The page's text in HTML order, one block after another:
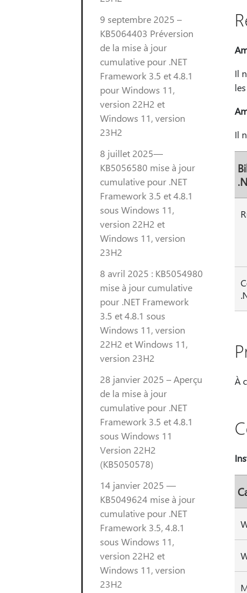
9 septembre 2025 –
KB5064403 Préversion
de la mise à jour
cumulative pour .NET
Framework 3.5 et 4.8.1
pour Windows 11,
version 22H2 et
Windows 11, version
23H2
8 juillet 2025—
KB5056580 mise à jour
cumulative pour .NET
Framework 3.5 et 4.8.1
sous Windows 11,
version 22H2 et
Windows 11, version
23H2
8 avril 2025 : KB5054980
mise à jour cumulative
pour .NET Framework
3.5 et 4.8.1 sous
Windows 11, version
22H2 et Windows 11,
version 23H2
28 janvier 2025 – Aperçu
de la mise à jour
cumulative pour .NET
Framework 3.5 et 4.8.1
sous Windows 11
Version 22H2
(KB5050578)
14 janvier 2025 —
KB5049624 mise à jour
cumulative pour .NET
Framework 3.5, 4.8.1
sous Windows 11,
version 22H2 et
Windows 11, version
23H2
Il
Il
À